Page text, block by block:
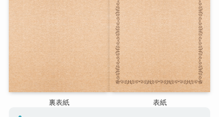
裏表紙 表紙